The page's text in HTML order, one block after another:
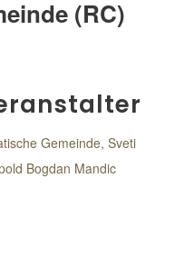
(RC)
Gemeinde, Sveti
Bogdan Mandic